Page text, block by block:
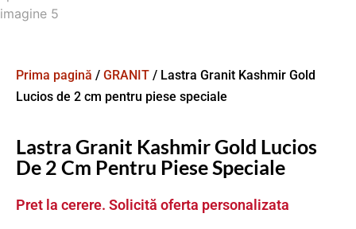
Prima pagină / GRANIT / Lastra Granit Kashmir Gold
Lucios de 2 cm pentru piese speciale
Lastra Granit Kashmir Gold Lucios
De 2 Cm Pentru Piese Speciale
Pret la cerere. Solicită oferta personalizata